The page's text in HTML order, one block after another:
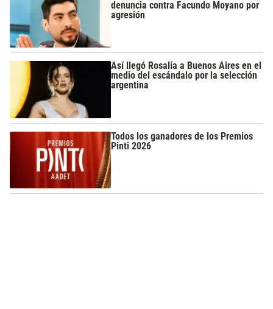
denuncia contra Facundo Moyano por
agresión
Así llegó Rosalía a Buenos Aires en el
medio del escándalo por la selección
argentina
Todos los ganadores de los Premios
Pinti 2026